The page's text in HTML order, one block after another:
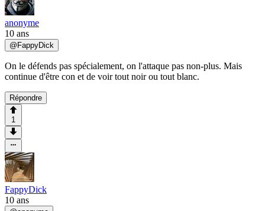
anonyme
10 ans
@FappyDick
On le défends pas spécialement, on l'attaque pas non-plus. Mais
continue d'être con et de voir tout noir ou tout blanc.
Répondre
1
FappyDick
10 ans